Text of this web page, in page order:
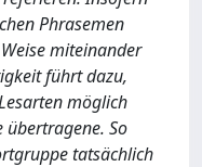
Phrasemen
miteinander
führt dazu,
möglich
übertragene. So
tatsächlich